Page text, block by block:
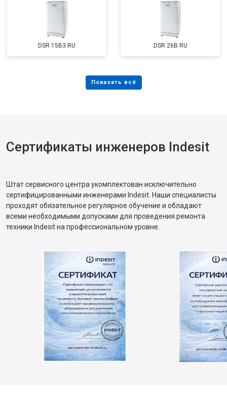
DSR 15B3 RU DSR 26B RU
Сертификаты инженеров Indesit
Штат сервисного центра укомплектован исключительно
сертифицированными инженерами Indesit. Наши специалисты
проходят обязательное регулярное обучение и обладают
всеми необходимыми допусками для проведения ремонта
техники Indesit на профессиональном уровне.